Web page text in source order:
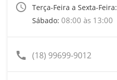
access_time Terça-Feira a Sexta-Feira:
Sábado: 08:00 às 13:00
call (18) 99699-9012